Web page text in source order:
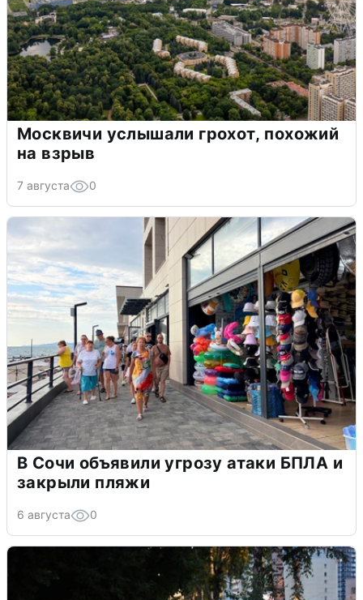
Москвичи услышали грохот, похожий
на взрыв
7 августа 0
В Сочи объявили угрозу атаки БПЛА и
закрыли пляжи
6 августа 0